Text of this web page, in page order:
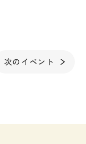
次のイベント